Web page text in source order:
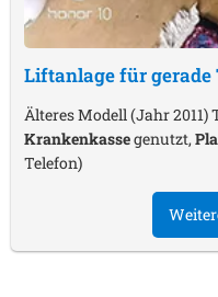
Liftanlage für gerade
Älteres Modell (Jahr 2011)
Krankenkassegenutzt,
Telefon)